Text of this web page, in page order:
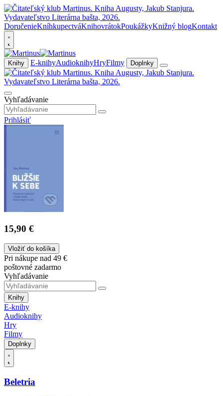
DoručenieKníhkupectváKnihovrátokPoukážkyKnižný blogKontakt
Knihy E-knihyAudioknihyHryFilmy Doplnky
Vyhľadávanie
Prihlásiť
15,90 €
Vložiť do košíka
Pri nákupe nad 49 €
poštovné zadarmo
Vyhľadávanie
Knihy
E-knihy
Audioknihy
Hry
Filmy
Doplnky
Beletria